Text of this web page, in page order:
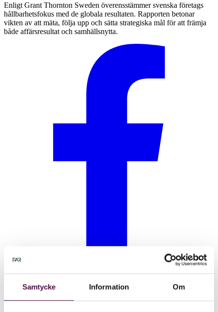
Samtycke Information Om
Enligt Grant Thornton Sweden överensstämmer svenska företags
hållbarhetsfokus med de globala resultaten. Rapporten betonar
vikten av att mäta, följa upp och sätta strategiska mål för att främja
både affärsresultat och samhällsnytta.